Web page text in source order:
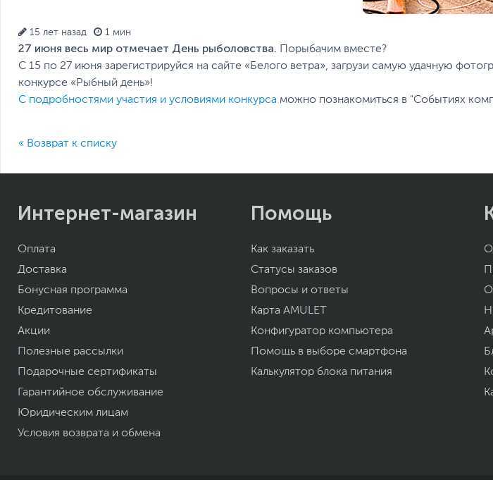
15 лет назад 1 мин
27 июня весь мир отмечает День рыболовства. Порыбачим вместе?
С 15 по 27 июня зарегистрируйся на сайте «Белого ветра», загрузи самую удачную
конкурсе «Рыбный день»!
С подробностями участия и условиями конкурса можно познакомиться в "Событиях
« Возврат к списку
Интернет-магазин
Оплата
Доставка
Бонусная программа
Кредитование
Акции
Полезные рассылки
Подарочные сертификаты
Гарантийное обслуживание
Юридическим лицам
Условия возврата и обмена
Помощь
Как заказать
Статусы заказов
Вопросы и ответы
Карта AMULET
Конфигуратор компьютера
Помощь в выборе смартфона
Калькулятор блока питания
О